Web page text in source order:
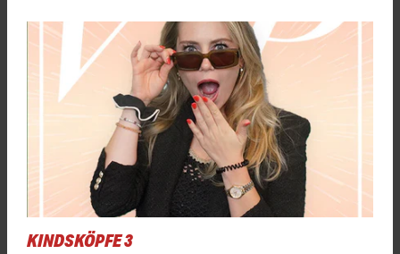
KINDSKÖPFE 3